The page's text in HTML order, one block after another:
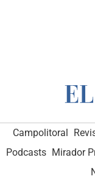
Campolitoral
Podcasts Mirador